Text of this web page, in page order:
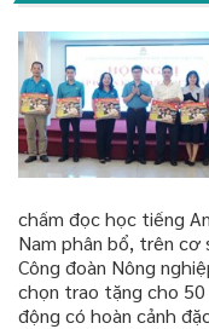
chấm đọc học tiếng
Nam phân bổ, trên cơ
Công đoàn Nông
chọn trao tặng cho 50
động có hoàn cảnh